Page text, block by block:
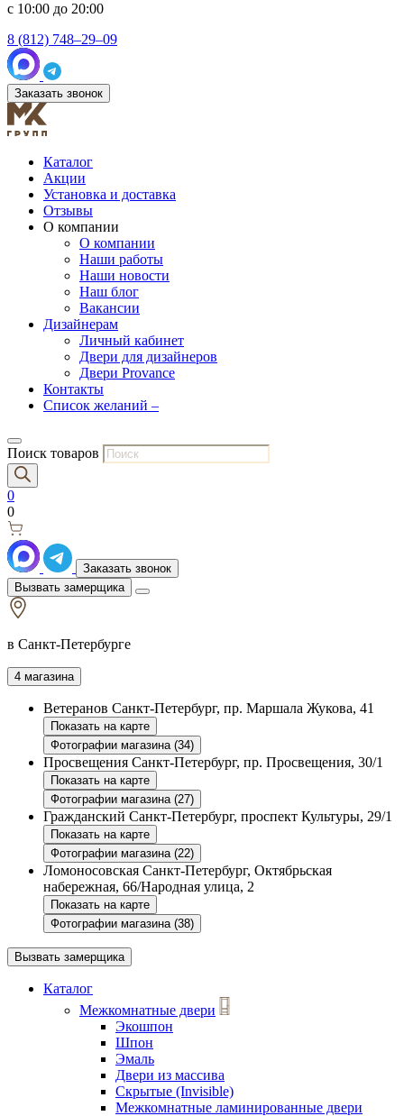
с 10:00 до 20:00
8 (812) 748–29–09
Заказать звонок
Каталог
Акции
Установка и доставка
Отзывы
О компании
О компании
Наши работы
Наши новости
Наш блог
Вакансии
Дизайнерам
Личный кабинет
Двери для дизайнеров
Двери Provance
Контакты
Список желаний –
Поиск товаров
0
0
Заказать звонок
Вызвать замерщика
в Санкт-Петербурге
4 магазина
Ветеранов Санкт-Петербург, пр. Маршала Жукова, 41
Показать на карте
Фотографии магазина (34)
Просвещения Санкт-Петербург, пр. Просвещения, 30/1
Показать на карте
Фотографии магазина (27)
Гражданский Санкт-Петербург, проспект Культуры, 29/1
Показать на карте
Фотографии магазина (22)
Ломоносовская Санкт-Петербург, Октябрьская
набережная, 66/Народная улица, 2
Показать на карте
Фотографии магазина (38)
Вызвать замерщика
Каталог
Межкомнатные двери
Экошпон
Шпон
Эмаль
Двери из массива
Скрытые (Invisible)
Межкомнатные ламинированные двери